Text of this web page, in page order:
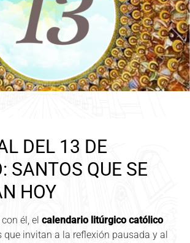
DEL 13 DE
SANTOS QUE SE
HOY
él, el calendario litúrgico católico
que invitan a la reflexión pausada y al